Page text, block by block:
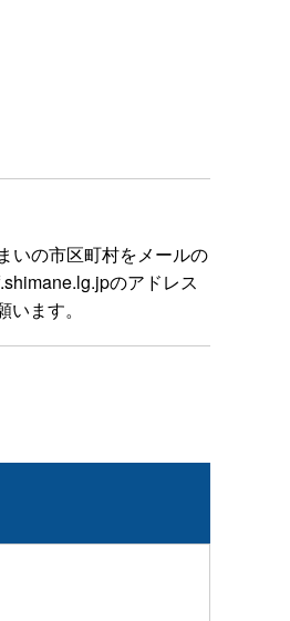
いの市区町村をメールの
のアドレス
ます。